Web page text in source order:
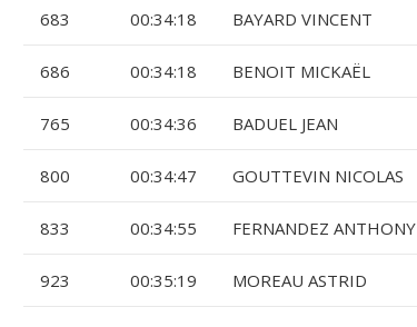
683 00:34:18 BAYARD VINCENT
686 00:34:18 BENOIT MICKAËL
765 00:34:36 BADUEL JEAN
800 00:34:47 GOUTTEVIN NICOLAS
833 00:34:55 FERNANDEZ ANTHONY
923 00:35:19 MOREAU ASTRID